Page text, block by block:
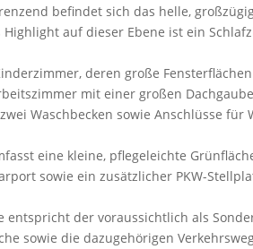
befindet sich das helle,
auf dieser Ebene ist ein
deren große
mit einer großen
Waschbecken sowie Anschlüsse für
eine kleine, pflegeleichte
sowie ein zusätzlicher PKW-
entspricht der voraussichtlich als
sowie die dazugehörigen